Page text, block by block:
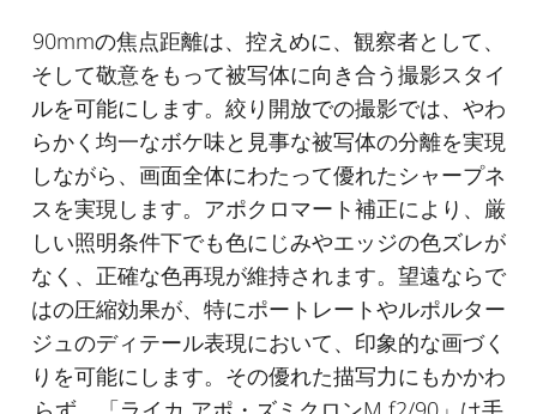
90mmの焦点距離は、控えめに、観察者として、
そして敬意をもって被写体に向き合う撮影スタイ
ルを可能にします。絞り開放での撮影では、やわ
らかく均一なボケ味と見事な被写体の分離を実現
しながら、画面全体にわたって優れたシャープネ
スを実現します。アポクロマート補正により、厳
しい照明条件下でも色にじみやエッジの色ズレが
なく、正確な色再現が維持されます。望遠ならで
はの圧縮効果が、特にポートレートやルポルター
ジュのディテール表現において、印象的な画づく
りを可能にします。その優れた描写力にもかかわ